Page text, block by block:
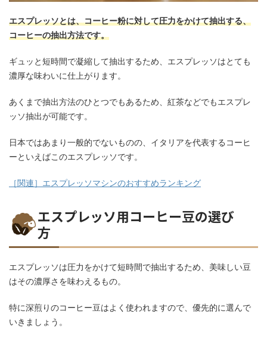
エスプレッソとは、コーヒー粉に対して圧力をかけて抽出する、
コーヒーの抽出方法です。
ギュッと短時間で凝縮して抽出するため、エスプレッソはとても
濃厚な味わいに仕上がります。
あくまで抽出方法のひとつでもあるため、紅茶などでもエスプレ
ッソ抽出が可能です。
日本ではあまり一般的でないものの、イタリアを代表するコーヒ
ーといえばこのエスプレッソです。
［関連］エスプレッソマシンのおすすめランキング
エスプレッソ用コーヒー豆の選び
方
エスプレッソは圧力をかけて短時間で抽出するため、美味しい豆
はその濃厚さを味わえるもの。
特に深煎りのコーヒー豆はよく使われますので、優先的に選んで
いきましょう。